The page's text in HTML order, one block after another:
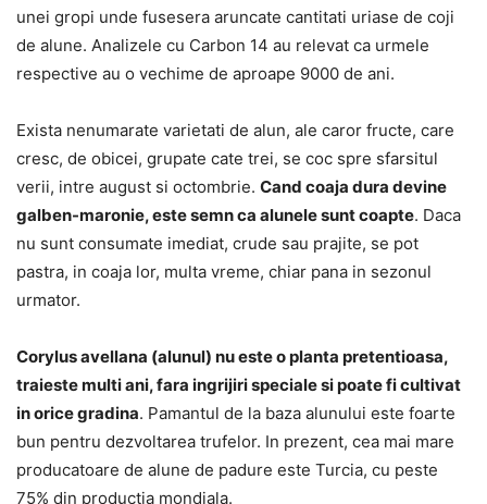
unei gropi unde fusesera aruncate cantitati uriase de coji
de alune. Analizele cu Carbon 14 au relevat ca urmele
respective au o vechime de aproape 9000 de ani.
Exista nenumarate varietati de alun, ale caror fructe, care
cresc, de obicei, grupate cate trei, se coc spre sfarsitul
verii, intre august si octombrie. Cand coaja dura devine
galben-maronie, este semn ca alunele sunt coapte. Daca
nu sunt consumate imediat, crude sau prajite, se pot
pastra, in coaja lor, multa vreme, chiar pana in sezonul
urmator.
Corylus avellana (alunul) nu este o planta pretentioasa,
traieste multi ani, fara ingrijiri speciale si poate fi cultivat
in orice gradina. Pamantul de la baza alunului este foarte
bun pentru dezvoltarea trufelor. In prezent, cea mai mare
producatoare de alune de padure este Turcia, cu peste
75% din productia mondiala.